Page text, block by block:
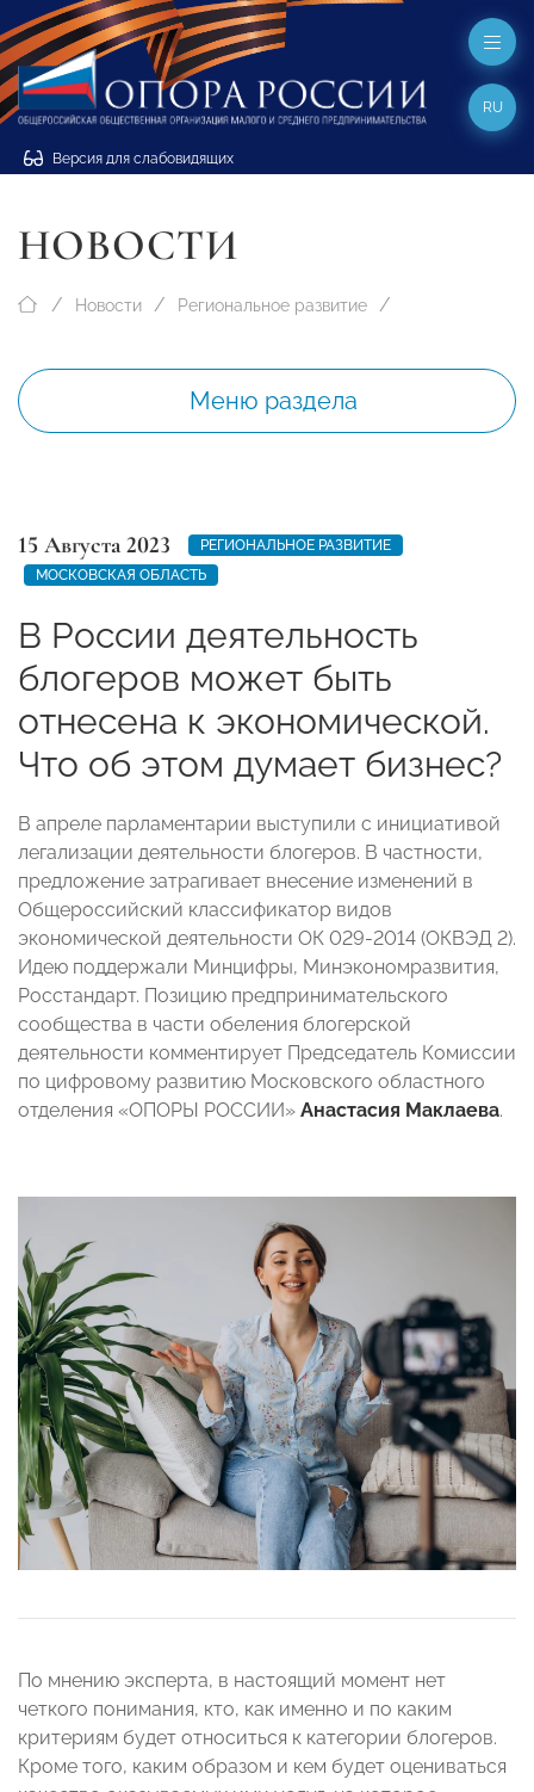
Версия для слабовидящих
RU
НОВОСТИ
Новости Региональное развитие
Меню раздела
15 Августа 2023
РЕГИОНАЛЬНОЕ РАЗВИТИЕ
МОСКОВСКАЯ ОБЛАСТЬ
В России деятельность
блогеров может быть
отнесена к экономической.
Что об этом думает бизнес?
В апреле парламентарии выступили с инициативой
легализации деятельности блогеров. В частности,
предложение затрагивает внесение изменений в
Общероссийский классификатор видов
экономической деятельности ОК 029-2014 (ОКВЭД 2).
Идею поддержали Минцифры, Минэкономразвития,
Росстандарт. Позицию предпринимательского
сообщества в части обеления блогерской
деятельности комментирует Председатель Комиссии
по цифровому развитию Московского областного
отделения «ОПОРЫ РОССИИ» Анастасия Маклаева.
По мнению эксперта, в настоящий момент нет
четкого понимания, кто, как именно и по каким
критериям будет относиться к категории блогеров.
Кроме того, каким образом и кем будет оцениваться